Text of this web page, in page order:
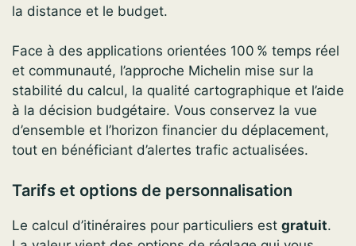
la distance et le budget.
Face à des applications orientées 100 % temps réel
et communauté, l’approche Michelin mise sur la
stabilité du calcul, la qualité cartographique et l’aide
à la décision budgétaire. Vous conservez la vue
d’ensemble et l’horizon financier du déplacement,
tout en bénéficiant d’alertes trafic actualisées.
Tarifs et options de personnalisation
Le calcul d’itinéraires pour particuliers est gratuit.